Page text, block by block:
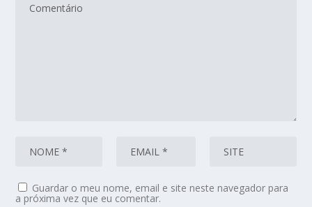
Guardar o meu nome, email e site neste navegador para
a próxima vez que eu comentar.